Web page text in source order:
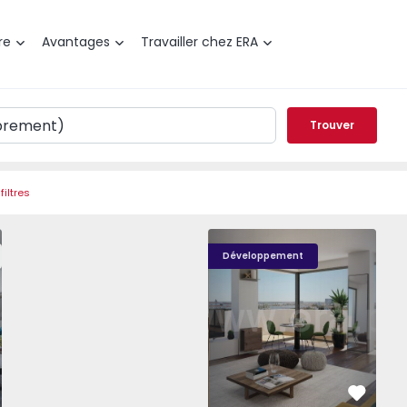
Avantages Travailler chez ERA
Trouver
Aliados - 1574582 - 18
T2 Porto, Aliados - 1574582 - 4
Appartement T2 Porto, Aliados - 1574582 - 1
Appartement T2 Porto, Aliados - 1574582 - 2
Appartement T2 Porto, Aliados -
Appartement T2 Porto,
Appartement
Développement
Préféré